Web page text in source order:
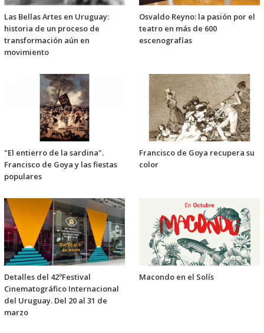
Las Bellas Artes en Uruguay:
historia de un proceso de
transformación aún en
movimiento
Osvaldo Reyno: la pasión por el
teatro en más de 600
escenografías
"El entierro de la sardina".
Francisco de Goya y las fiestas
populares
Francisco de Goya recupera su
color
Detalles del 42ºFestival
Cinematográfico Internacional
del Uruguay. Del 20 al 31 de
marzo
Macondo en el Solís